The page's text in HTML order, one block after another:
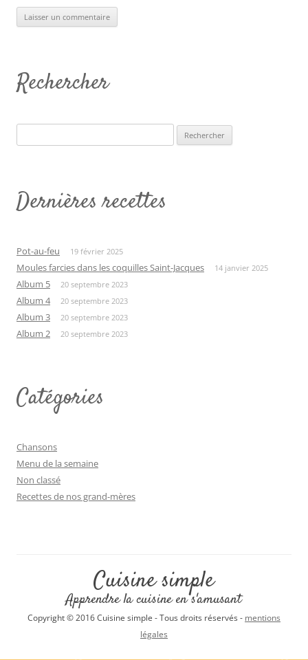
Rechercher
Dernières recettes
Pot-au-feu 19 février 2025
Moules farcies dans les coquilles Saint-Jacques 14 janvier 2025
Album 5 20 septembre 2023
Album 4 20 septembre 2023
Album 3 20 septembre 2023
Album 2 20 septembre 2023
Catégories
Chansons
Menu de la semaine
Non classé
Recettes de nos grand-mères
Cuisine simple
Apprendre la cuisine en s'amusant
Copyright © 2016 Cuisine simple - Tous droits réservés - mentions
légales